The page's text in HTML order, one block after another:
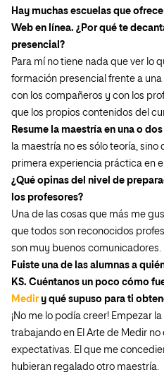
Hay muchas escuelas que
Web en línea. ¿Por qué te
presencial?
Para mí no tiene nada que ver lo
formación presencial frente a
con los compañeros y con los
que los propios contenidos del
Resume la maestría en una o
la maestría no es sólo teoría,
primera experiencia práctica en
¿Qué opinas del nivel de
los profesores?
Una de las cosas que más me
que todos son reconocidos
son muy buenos comunicadores.
Fuiste una de las alumnas a
KS. Cuéntanos un poco cómo
Mediry qué supuso para ti
¡No me lo podía creer! Empezar
trabajando en El Arte de Medir
expectativas. El que me
hubieran regalado otro maestría.